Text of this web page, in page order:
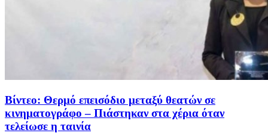
Βίντεο: Θερμό επεισόδιο μεταξύ θεατών σε
κινηματογράφο – Πιάστηκαν στα χέρια όταν
τελείωσε η ταινία